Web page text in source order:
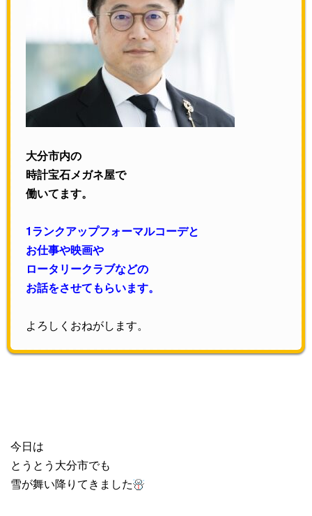
大分市内の
時計宝石メガネ屋で
働いてます。
1ランクアップフォーマルコーデと
お仕事や映画や
ロータリークラブなどの
お話をさせてもらいます。
よろしくおねがします。
今日は
とうとう大分市でも
雪が舞い降りてきました